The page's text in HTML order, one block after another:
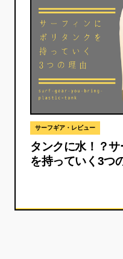
サーフギア・レビュー
タンクに水！？
を持っていく3つ